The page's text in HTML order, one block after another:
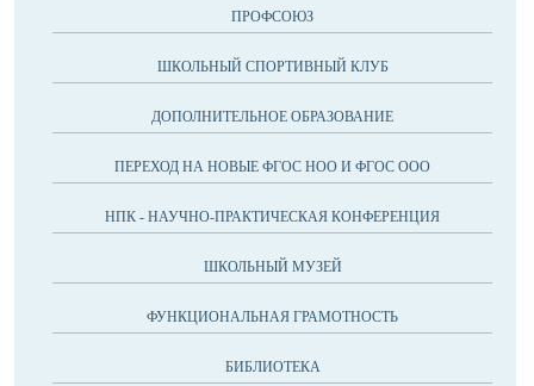
ПРОФСОЮЗ
ШКОЛЬНЫЙ СПОРТИВНЫЙ КЛУБ
ДОПОЛНИТЕЛЬНОЕ ОБРАЗОВАНИЕ
ПЕРЕХОД НА НОВЫЕ ФГОС НОО И ФГОС ООО
НПК - НАУЧНО-ПРАКТИЧЕСКАЯ КОНФЕРЕНЦИЯ
ШКОЛЬНЫЙ МУЗЕЙ
ФУНКЦИОНАЛЬНАЯ ГРАМОТНОСТЬ
БИБЛИОТЕКА